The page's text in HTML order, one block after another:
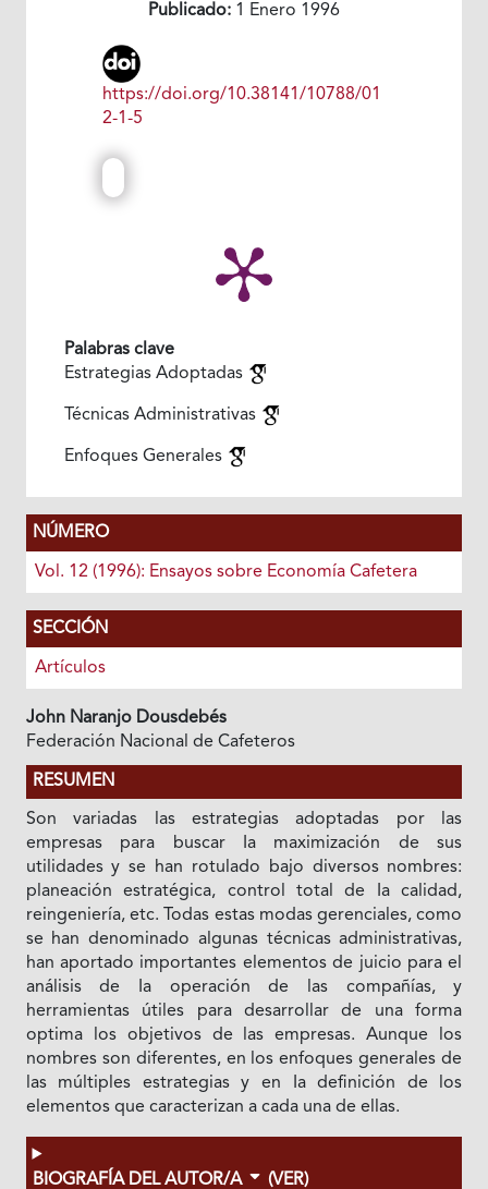
Publicado: 1 Enero 1996
https://doi.org/10.38141/10788/01
2-1-5
Palabras clave
Estrategias Adoptadas
Técnicas Administrativas
Enfoques Generales
NÚMERO
Vol. 12 (1996): Ensayos sobre Economía Cafetera
SECCIÓN
Artículos
John Naranjo Dousdebés
Federación Nacional de Cafeteros
RESUMEN
Son variadas las estrategias adoptadas por las
empresas para buscar Ia maximización de sus
utilidades y se han rotulado bajo diversos nombres:
planeación estratégica, control total de Ia calidad,
reingeniería, etc. Todas estas modas gerenciales, como
se han denominado algunas técnicas administrativas,
han aportado importantes elementos de juicio para el
análisis de Ia operación de las compañías, y
herramientas útiles para desarrollar de una forma
optima los objetivos de las empresas. Aunque los
nombres son diferentes, en los enfoques generales de
las múltiples estrategias y en Ia definición de los
elementos que caracterizan a cada una de ellas.
BIOGRAFÍA DEL AUTOR/A (VER)